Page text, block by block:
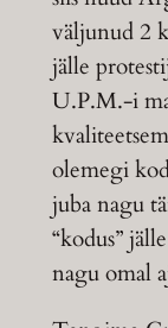
väljunud 2
jälle
U.P.M.-i
olemegi
juba nagu
“kodus”
nagu omal